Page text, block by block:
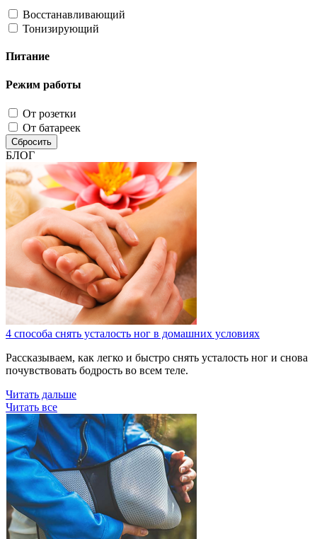
Восстанавливающий
Тонизирующий
Питание
Режим работы
От розетки
От батареек
Сбросить
БЛОГ
4 способа снять усталость ног в домашних условиях
Рассказываем, как легко и быстро снять усталость ног и снова
почувствовать бодрость во всем теле.
Читать дальше
Читать все